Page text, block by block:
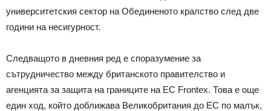
университетския сектор на Обединеното кралство след две
години на несигурност.
Следващото в дневния ред е споразумение за
сътрудничество между британското правителство и
агенцията за защита на границите на ЕС Frontex. Това е още
един ход, който доближава Великобритания до ЕС по малък,